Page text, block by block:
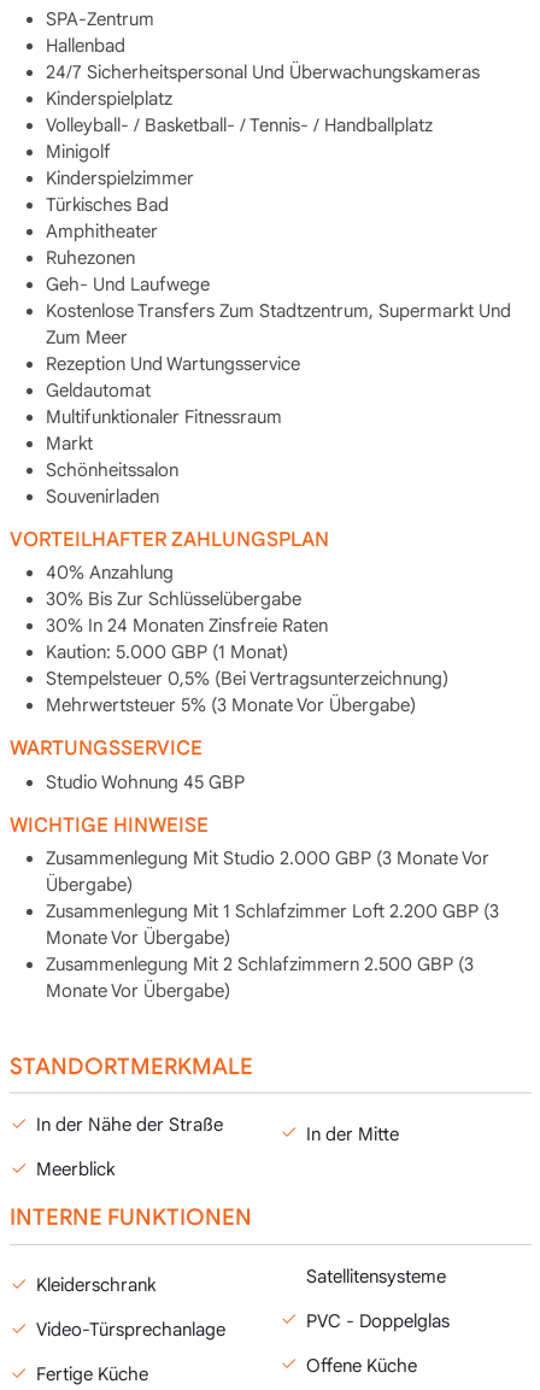
SPA-Zentrum
Hallenbad
24/7 Sicherheitspersonal Und Überwachungskameras
Kinderspielplatz
Volleyball- / Basketball- / Tennis- / Handballplatz
Minigolf
Kinderspielzimmer
Türkisches Bad
Amphitheater
Ruhezonen
Geh- Und Laufwege
Kostenlose Transfers Zum Stadtzentrum, Supermarkt Und
Zum Meer
Rezeption Und Wartungsservice
Geldautomat
Multifunktionaler Fitnessraum
Markt
Schönheitssalon
Souvenirladen
VORTEILHAFTER ZAHLUNGSPLAN
40% Anzahlung
30% Bis Zur Schlüsselübergabe
30% In 24 Monaten Zinsfreie Raten
Kaution: 5.000 GBP (1 Monat)
Stempelsteuer 0,5% (Bei Vertragsunterzeichnung)
Mehrwertsteuer 5% (3 Monate Vor Übergabe)
WARTUNGSSERVICE
Studio Wohnung 45 GBP
WICHTIGE HINWEISE
Zusammenlegung Mit Studio 2.000 GBP (3 Monate Vor
Übergabe)
Zusammenlegung Mit 1 Schlafzimmer Loft 2.200 GBP (3
Monate Vor Übergabe)
Zusammenlegung Mit 2 Schlafzimmern 2.500 GBP (3
Monate Vor Übergabe)
STANDORTMERKMALE
In der Nähe der Straße
Meerblick
In der Mitte
INTERNE FUNKTIONEN
Kleiderschrank
Video-Türsprechanlage
Fertige Küche
Satellitensysteme
PVC - Doppelglas
Offene Küche